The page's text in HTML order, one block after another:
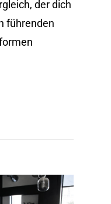
der dich
führenden